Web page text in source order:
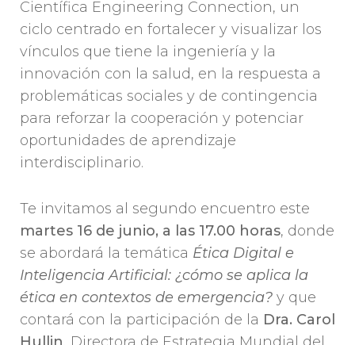
Científica Engineering Connection, un
ciclo centrado en fortalecer y visualizar los
vínculos que tiene la ingeniería y la
innovación con la salud, en la respuesta a
problemáticas sociales y de contingencia
para reforzar la cooperación y potenciar
oportunidades de aprendizaje
interdisciplinario.
Te invitamos al segundo encuentro este
martes 16 de junio, a las 17.00 horas, donde
se abordará la temática Ética Digital e
Inteligencia Artificial: ¿cómo se aplica la
ética en contextos de emergencia? y que
contará con la participación de la Dra. Carol